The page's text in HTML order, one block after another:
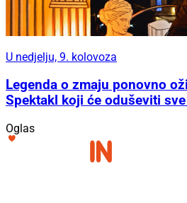
U nedjelju, 9. kolovoza
Legenda o zmaju ponovno
Spektakl koji će oduševiti
Oglas